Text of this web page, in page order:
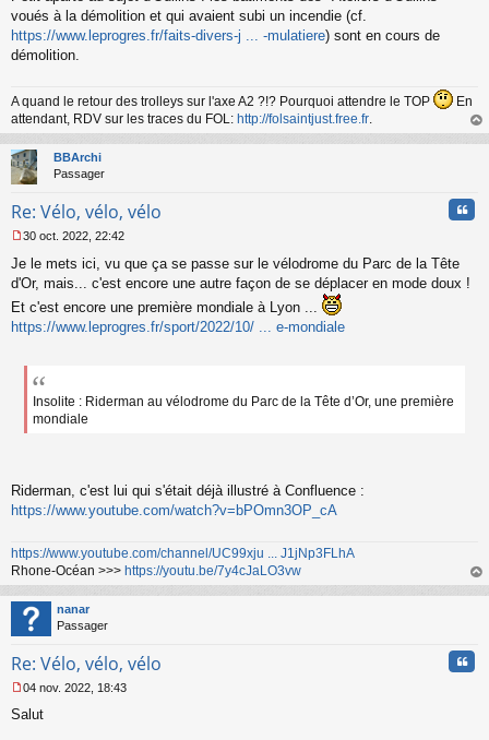
s
s
a
g
n
o
l
u
voués à la démolition et qui avaient subi un incendie (cf.
https://www.leprogres.fr/faits-divers-j ... -mulatiere) sont en cours de
démolition.
A quand le retour des trolleys sur l'axe A2 ?!? Pourquoi attendre le TOP
En
attendant, RDV sur les traces du FOL: http://folsaintjust.free.fr.
au
BBArchi
Passager
Re: Vélo, vélo, vélo
e
s
a
g
30 oct. 2022, 22:42
Je le mets ici, vu que ça se passe sur le vélodrome du Parc de la Tête
d'Or, mais... c'est encore une autre façon de se déplacer en mode doux !
Et c'est encore une première mondiale à Lyon ...
https://www.leprogres.fr/sport/2022/10/ ... e-mondiale
Insolite : Riderman au vélodrome du Parc de la Tête d’Or, une première
mondiale
Riderman, c'est lui qui s'était déjà illustré à Confluence :
https://www.youtube.com/watch?v=bPOmn3OP_cA
https://www.youtube.com/channel/UC99xju ... J1jNp3FLhA
Rhone-Océan >>> https://youtu.be/7y4cJaLO3vw
au
nanar
Passager
Re: Vélo, vélo, vélo
e
04 nov. 2022, 18:43
Salut